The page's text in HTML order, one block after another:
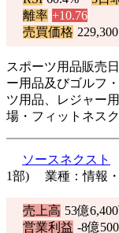
離率 +10.76
売買価格
スポーツ用品販売
ー用品及びゴルフ
ツ用品、レジャー
場・フィットネス
ソースネクスト
1部) 業種：情報
売上高 53億
営業利益 -8億